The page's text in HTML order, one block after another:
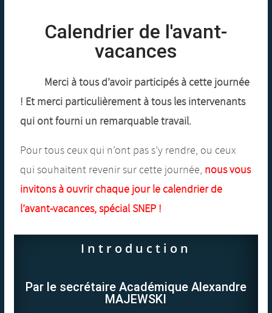
Calendrier de l'avant-
vacances
Merci à tous d’avoir participés à cette journée
! Et merci particulièrement à tous les intervenants
qui ont fourni un remarquable travail.
Pour tous ceux qui n’ont pas s’y rendre, ou ceux
qui souhaitent revenir sur cette journée, nous vous
invitons à ouvrir chaque jour le calendrier de
l’avant-vacances, spécial SNEP !
Introduction
Par le secrétaire Académique Alexandre
MAJEWSKI